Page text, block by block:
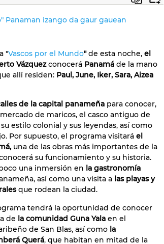
Panaman izango da gaur gauean
"Vascos por el Mundo"de esta noche, el
Vázquezconocerá Panamá de la mano
allí residen: Paul, June, Iker, Sara, Aizea
de la capital panameña para conocer,
de maricos, el casco antiguo de
estilo colonial y sus leyendas, así como
Por supuesto, el programa visitará el
una de las obras más importantes de la
su funcionamiento y su historia.
una inmersión en la gastronomía
así como una visita a las playas y
que rodean la ciudad.
tendrá la oportunidad de conocer
de la comunidad Guna Yala en el
de San Blas, así como la
Querá, que habitan en mitad de la